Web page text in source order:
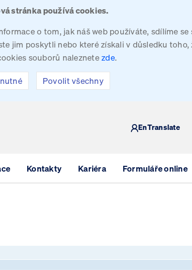
stránka používá cookies.
o tom, jak náš web používáte, sdílíme
jim poskytli nebo které získali v důsledku toho,
souborů naleznetezde.
Povolit všechny
EnTranslate
Kontakty Kariéra Formuláře online